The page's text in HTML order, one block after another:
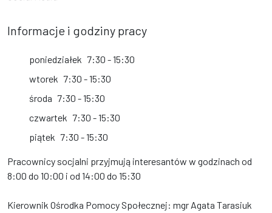
Informacje i godziny pracy
poniedziałek 7:30 - 15:30
wtorek 7:30 - 15:30
środa 7:30 - 15:30
czwartek 7:30 - 15:30
piątek 7:30 - 15:30
Pracownicy socjalni przyjmują interesantów w godzinach od
8:00 do 10:00 i od 14:00 do 15:30
Kierownik Ośrodka Pomocy Społecznej: mgr Agata Tarasiuk